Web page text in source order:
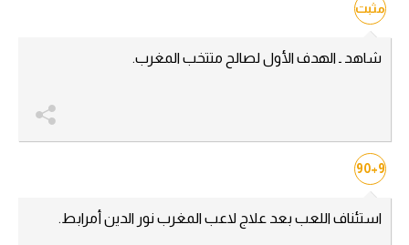
الكرة الأوروبية
الدوري الإنجليزي
الدوري الإسباني
دوري أبطال أوروبا
مثبت
شاهد ـ الهدف الأول لصالح متتخب المغرب.
90+9
استئناف اللعب بعد علاج لاعب المغرب نور الدين أمرابط.